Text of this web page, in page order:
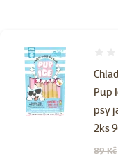
Pup
psy
2ks
89 Kč